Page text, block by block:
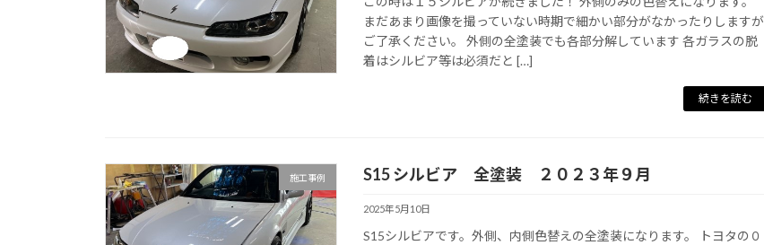
まだあまり画像を撮っていない時期で細かい部分がなかったりしますが
ご了承ください。 外側の全塗装でも各部分解しています 各ガラスの脱
着はシルビア等は必須だと […]
続きを読む
施工事例 S15 シルビア 全塗装 ２０２３年９月
2025年5月10日
S15シルビアです。外側、内側色替えの全塗装になります。 トヨタの０